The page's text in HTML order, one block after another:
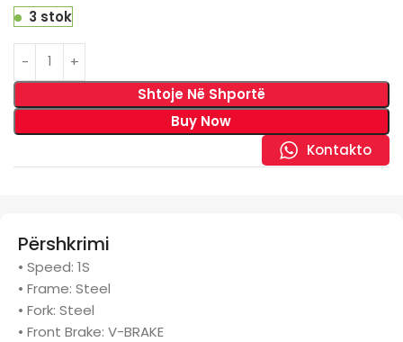
3 stok
Shtoje Në Shportë
Buy Now
Kontakto
Përshkrimi
• Speed: 1S
• Frame: Steel
• Fork: Steel
• Front Brake: V-BRAKE